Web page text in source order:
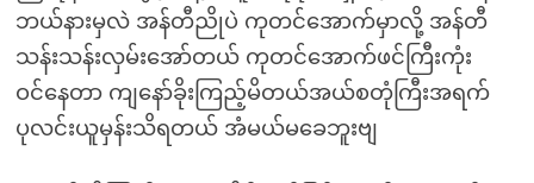
ဘယ်နားမှလဲ အန်တီညိုပဲ ကုတင်အောက်မှာလို့ အန်တီ
သန်းသန်းလှမ်းအော်တယ် ကုတင်အောက်ဖင်ကြီးကုံး
ဝင်နေတာ ကျနော်ခိုးကြည့်မိတယ်အယ်စတုံကြီးအရက်
ပုလင်းယူမှန်းသိရတယ် အံမယ်မခေဘူးဗျ